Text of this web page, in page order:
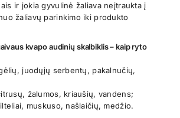
ir jokia gyvulinė žaliava neįtraukta į
žaliavų parinkimo iki produkto
kvapo audinių skalbiklis – kaip ryto
juodųjų serbentų, pakalnučių,
žalumos, kriaušių, vandens;
muskuso, našlaičių, medžio.